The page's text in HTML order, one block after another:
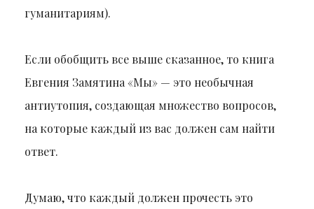
гуманитариям).
Если обобщить все выше сказанное, то книга
Евгения Замятина «Мы» — это необычная
антиутопия, создающая множество вопросов,
на которые каждый из вас должен сам найти
ответ.
Думаю, что каждый должен прочесть это